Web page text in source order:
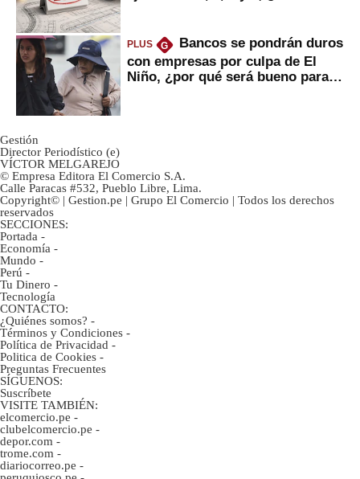
PLUS G
Bancos se pondrán duros
con empresas por culpa de El
Niño, ¿por qué será bueno para
Gestión
Director Periodístico (e)
VÍCTOR MELGAREJO
© Empresa Editora El Comercio S.A.
Calle Paracas #532, Pueblo Libre, Lima.
Copyright© | Gestion.pe | Grupo El Comercio | Todos los derechos
reservados
SECCIONES:
Portada -
Economía -
Mundo -
Perú -
Tu Dinero -
Tecnología
CONTACTO:
¿Quiénes somos? -
Términos y Condiciones -
Política de Privacidad -
Politica de Cookies -
Preguntas Frecuentes
SÍGUENOS:
Suscríbete
VISITE TAMBIÉN:
elcomercio.pe -
clubelcomercio.pe -
depor.com -
trome.com -
diariocorreo.pe -